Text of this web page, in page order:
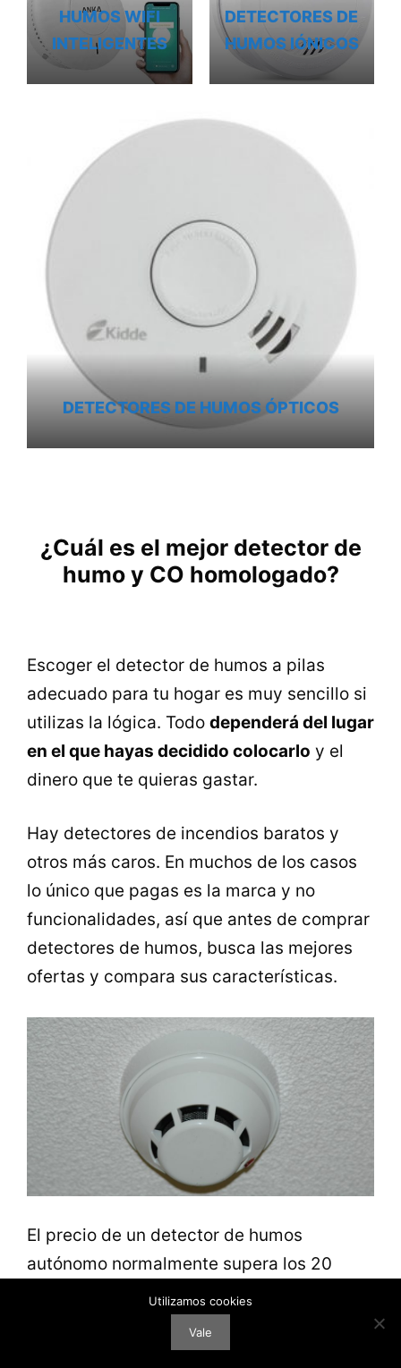
HUMOS WIFI
INTELIGENTES
DETECTORES DE
HUMOS IÓNICOS
DETECTORES DE HUMOS ÓPTICOS
¿Cuál es el mejor detector de
humo y CO homologado?
Escoger el detector de humos a pilas
adecuado para tu hogar es muy sencillo si
utilizas la lógica. Todo dependerá del lugar
en el que hayas decidido colocarlo y el
dinero que te quieras gastar.
Hay detectores de incendios baratos y
otros más caros. En muchos de los casos
lo único que pagas es la marca y no
funcionalidades, así que antes de comprar
detectores de humos, busca las mejores
ofertas y compara sus características.
El precio de un detector de humos
autónomo normalmente supera los 20
euros así que medita un poco la compra
antes de llevarla a cabo. En cuanto a qué
tipo de detector es mejor, como hemos
Utilizamos cookies
Vale